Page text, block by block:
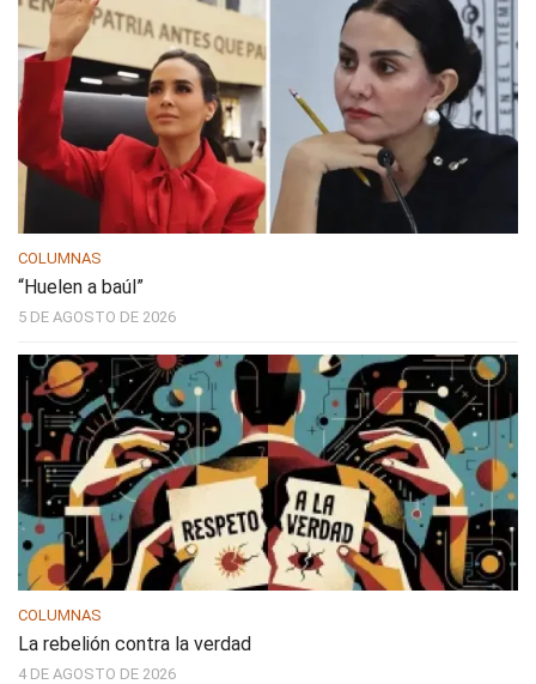
COLUMNAS
“Huelen a baúl”
5 DE AGOSTO DE 2026
COLUMNAS
La rebelión contra la verdad
4 DE AGOSTO DE 2026